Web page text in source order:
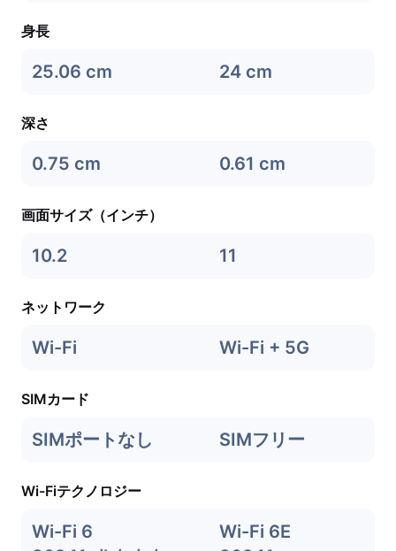
身長
25.06 cm 24 cm
深さ
0.75 cm 0.61 cm
画面サイズ（インチ）
10.2 11
ネットワーク
Wi-Fi Wi-Fi + 5G
SIMカード
SIMポートなし SIMフリー
Wi-Fiテクノロジー
Wi-Fi 6
Wi-Fi 6E